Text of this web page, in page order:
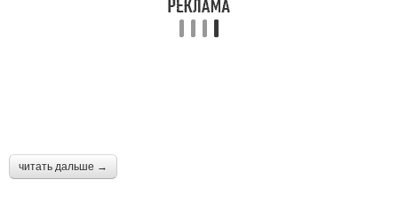
читать дальше →